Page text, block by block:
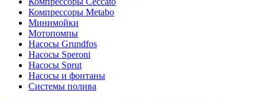
Компрессоры Metabo
Минимойки
Мотопомпы
Насосы Grundfos
Насосы Speroni
Насосы Sprut
Насосы и фонтаны
Системы полива